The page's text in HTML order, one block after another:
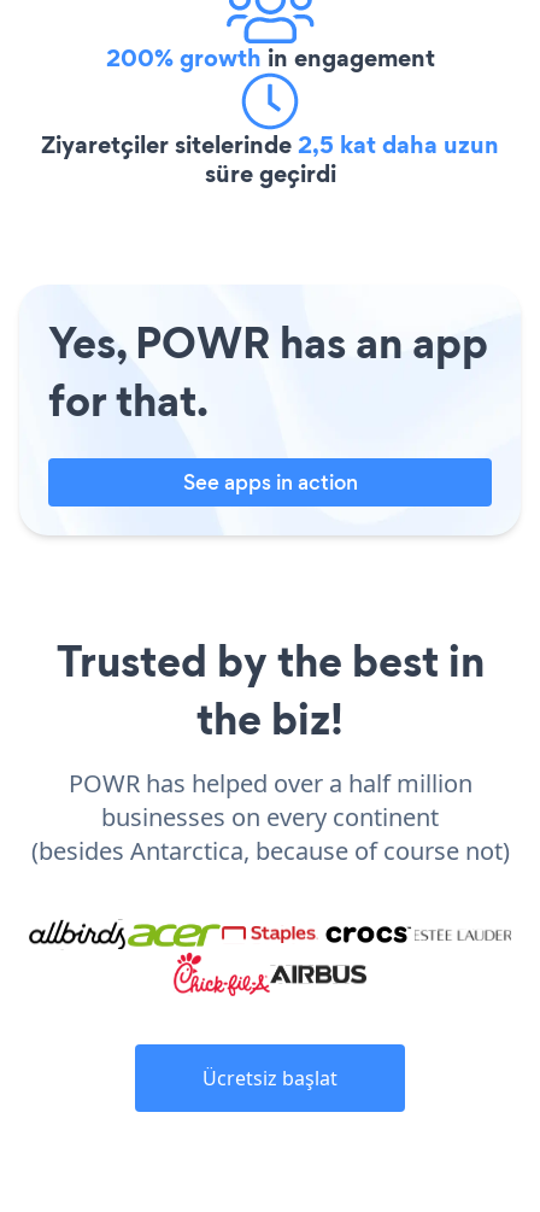
200% growth in engagement
Ziyaretçiler sitelerinde2,5 kat daha uzun
süre geçirdi
Yes, POWR has an app
for that.
See apps in action
Trusted by the best in
the biz!
POWR has helped over a half million
businesses on every continent
(besides Antarctica, because of course not)
Ücretsiz başlat